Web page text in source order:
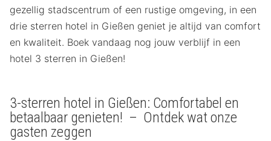
gezellig stadscentrum of een rustige omgeving, in een
drie sterren hotel in Gießen geniet je altijd van comfort
en kwaliteit. Boek vandaag nog jouw verblijf in een
hotel 3 sterren in Gießen!
3-sterren hotel in Gießen: Comfortabel en
betaalbaar genieten! – Ontdek wat onze
gasten zeggen